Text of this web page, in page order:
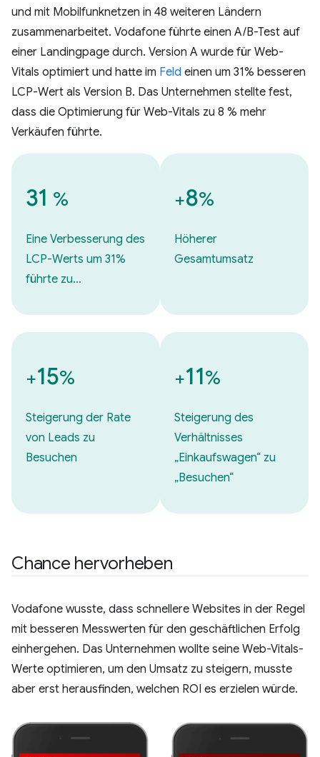
und mit Mobilfunknetzen in 48 weiteren Ländern
zusammenarbeitet. Vodafone führte einen A/B-Test auf
einer Landingpage durch. Version A wurde für Web-
Vitals optimiert und hatte im Feld einen um 31% besseren
LCP-Wert als Version B. Das Unternehmen stellte fest,
dass die Optimierung für Web-Vitals zu 8 % mehr
Verkäufen führte.
31 %
Eine Verbesserung des
LCP-Werts um 31%
führte zu…
+8%
Höherer
Gesamtumsatz
+15%
Steigerung der Rate
von Leads zu
Besuchen
+11%
Steigerung des
Verhältnisses
„Einkaufswagen“ zu
„Besuchen“
Chance hervorheben
Vodafone wusste, dass schnellere Websites in der Regel
mit besseren Messwerten für den geschäftlichen Erfolg
einhergehen. Das Unternehmen wollte seine Web-Vitals-
Werte optimieren, um den Umsatz zu steigern, musste
aber erst herausfinden, welchen ROI es erzielen würde.